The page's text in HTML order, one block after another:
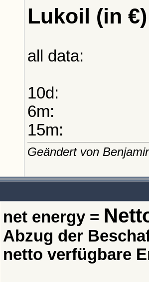
Lukoil (in
all data:
10d:
6m:
15m:
Geändert von
net energy =
Abzug der
netto verfügbare